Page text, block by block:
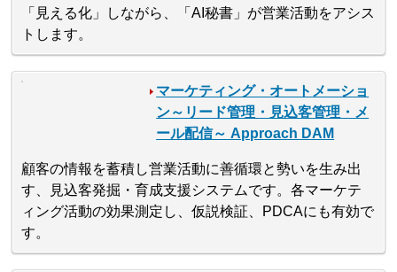
「見える化」しながら、「AI秘書」が営業活動をアシス
トします。
マーケティング・オートメーショ
ン～リード管理・見込客管理・メ
ール配信～ Approach DAM
顧客の情報を蓄積し営業活動に善循環と勢いを生み出
す、見込客発掘・育成支援システムです。各マーケテ
ィング活動の効果測定し、仮説検証、PDCAにも有効で
す。